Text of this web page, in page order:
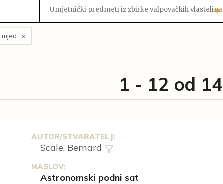
Umjetnički predmeti iz zbirke valpovačkih vlastelina
mjed
1 - 12 od 14
AUTOR/STVARATELJ:
Scale, Bernard
NASLOV:
Astronomski podni sat